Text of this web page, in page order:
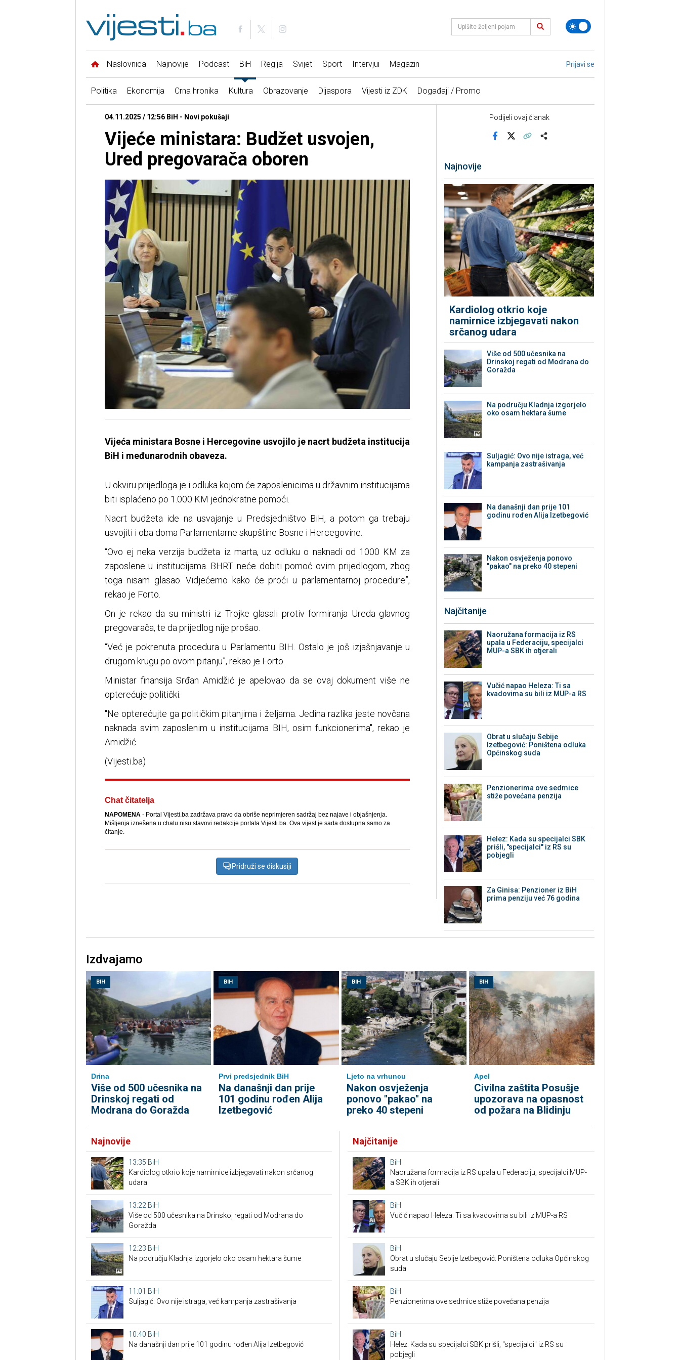
Naslovnica Najnovije Podcast BiH Regija Svijet Sport Intervjui Magazin Prijavi se
Politika Ekonomija Crna hronika Kultura Obrazovanje Dijaspora Vijesti iz ZDK Događaji / Promo
04.11.2025 / 12:56 BiH - Novi pokušaji
Vijeće ministara: Budžet usvojen,
Ured pregovarača oboren
Vijeća ministara Bosne i Hercegovine usvojilo je nacrt budžeta institucija
BiH i međunarodnih obaveza.
U okviru prijedloga je i odluka kojom će zaposlenicima u državnim institucijama
biti isplaćeno po 1.000 KM jednokratne pomoći.
Nacrt budžeta ide na usvajanje u Predsjedništvo BiH, a potom ga trebaju
usvojiti i oba doma Parlamentarne skupštine Bosne i Hercegovine.
“Ovo ej neka verzija budžeta iz marta, uz odluku o naknadi od 1000 KM za
zaposlene u institucijama. BHRT neće dobiti pomoć ovim prijedlogom, zbog
toga nisam glasao. Vidjećemo kako će proći u parlamentarnoj procedure”,
rekao je Forto.
On je rekao da su ministri iz Trojke glasali protiv formiranja Ureda glavnog
pregovarača, te da prijedlog nije prošao.
“Već je pokrenuta procedura u Parlamentu BIH. Ostalo je još izjašnjavanje u
drugom krugu po ovom pitanju”, rekao je Forto.
Ministar finansija Srđan Amidžić je apelovao da se ovaj dokument više ne
opterećuje politički.
"Ne opterećujte ga političkim pitanjima i željama. Jedina razlika jeste novčana
naknada svim zaposlenim u institucijama BIH, osim funkcionerima", rekao je
Amidžić.
(Vijesti.ba)
Chat čitatelja
NAPOMENA- Portal Vijesti.ba zadržava pravo da obriše neprimjeren sadržaj bez najave i objašnjenja.
Mišljenja iznešena u chatu nisu stavovi redakcije portala Vijesti.ba. Ova vijest je sada dostupna samo za
čitanje.
Pridruži se diskusiji
Podijeli ovaj članak
Najnovije
Kardiolog otkrio koje
namirnice izbjegavati nakon
srčanog udara
Više od 500 učesnika na
Drinskoj regati od Modrana do
Goražda
Na području Kladnja izgorjelo
oko osam hektara šume
Suljagić: Ovo nije istraga, već
kampanja zastrašivanja
Na današnji dan prije 101
godinu rođen Alija Izetbegović
Nakon osvježenja ponovo
"pakao" na preko 40 stepeni
Najčitanije
Naoružana formacija iz RS
upala u Federaciju, specijalci
MUP-a SBK ih otjerali
Vučić napao Heleza: Ti sa
kvadovima su bili iz MUP-a RS
Obrat u slučaju Sebije
Izetbegović: Poništena odluka
Općinskog suda
Penzionerima ove sedmice
stiže povećana penzija
Helez: Kada su specijalci SBK
prišli, "specijalci" iz RS su
pobjegli
Za Ginisa: Penzioner iz BiH
prima penziju već 76 godina
Izdvajamo
BIH
Drina
Više od 500 učesnika na
Drinskoj regati od
Modrana do Goražda
BIH
Prvi predsjednik BiH
Na današnji dan prije
101 godinu rođen Alija
Izetbegović
BIH
Ljeto na vrhuncu
Nakon osvježenja
ponovo "pakao" na
preko 40 stepeni
BIH
Apel
Civilna zaštita Posušje
upozorava na opasnost
od požara na Blidinju
Najnovije
13:35 BiH
Kardiolog otkrio koje namirnice izbjegavati nakon srčanog
udara
13:22 BiH
Više od 500 učesnika na Drinskoj regati od Modrana do
Goražda
12:23 BiH
Na području Kladnja izgorjelo oko osam hektara šume
11:01 BiH
Suljagić: Ovo nije istraga, već kampanja zastrašivanja
10:40 BiH
Na današnji dan prije 101 godinu rođen Alija Izetbegović
Najčitanije
BiH
Naoružana formacija iz RS upala u Federaciju, specijalci MUP-
a SBK ih otjerali
BiH
Vučić napao Heleza: Ti sa kvadovima su bili iz MUP-a RS
BiH
Obrat u slučaju Sebije Izetbegović: Poništena odluka Općinskog
suda
BiH
Penzionerima ove sedmice stiže povećana penzija
BiH
Helez: Kada su specijalci SBK prišli, "specijalci" iz RS su
pobjegli